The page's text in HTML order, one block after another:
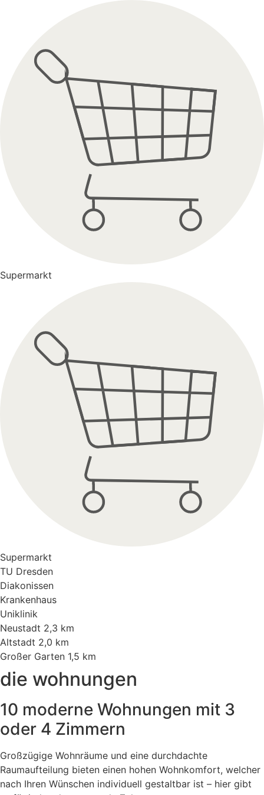
Supermarkt
Supermarkt
TU Dresden
Diakonissen
Krankenhaus
Uniklinik
Neustadt 2,3 km
Altstadt 2,0 km
Großer Garten 1,5 km
die wohnungen
10 moderne Wohnungen mit 3
oder 4 Zimmern
Großzügige Wohnräume und eine durchdachte
Raumaufteilung bieten einen hohen Wohnkomfort, welcher
nach Ihren Wünschen individuell gestaltbar ist – hier gibt